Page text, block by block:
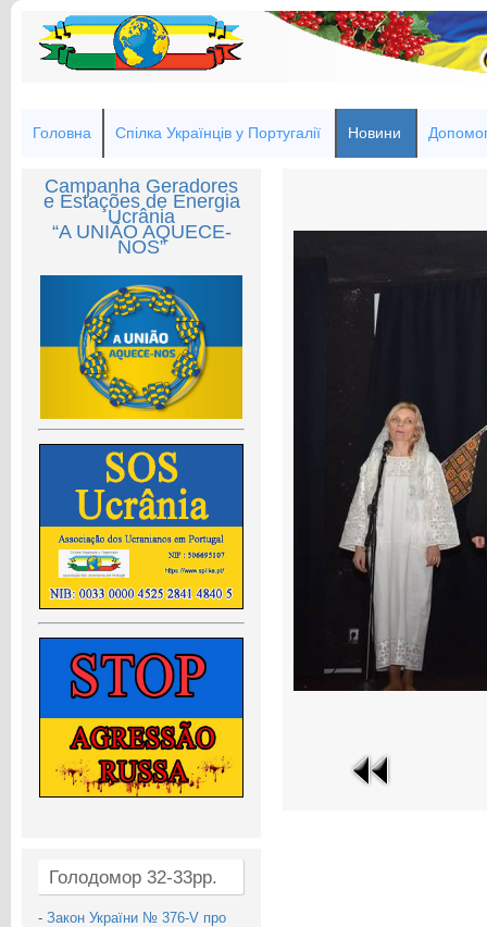
Головна Спілка Українців у Португалії Новини
Campanha Geradores
e Estações de Energia
Ucrânia
“A UNIÃO AQUECE-
NOS”
Голодомор 32-33рр.
- Закон України № 376-V про